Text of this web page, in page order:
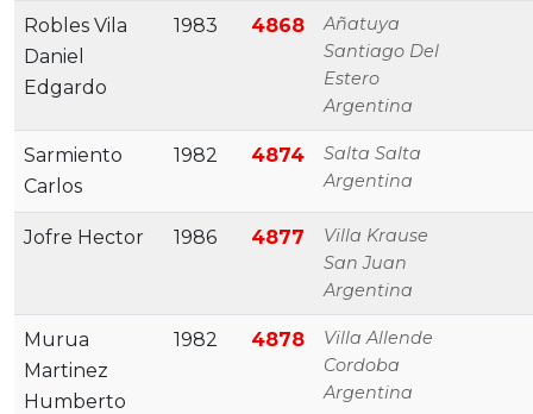
Robles Vila
Daniel
Edgardo
1983 4868
Añatuya
Santiago Del
Estero
Argentina
Sarmiento
Carlos
1982 4874
Salta Salta
Argentina
Jofre Hector 1986 4877
Villa Krause
San Juan
Argentina
Murua
Martinez
Humberto
1982 4878
Villa Allende
Cordoba
Argentina